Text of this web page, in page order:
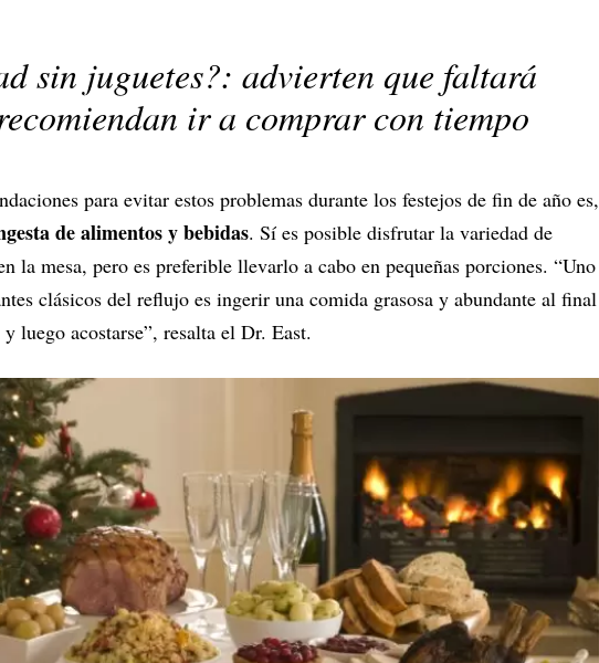
sin juguetes?: advierten que faltará
ir a comprar con tiempo
para evitar estos problemas durante los festejos de fin de año es,
de alimentos y bebidas. Sí es posible disfrutar la variedad de
la mesa, pero es preferible llevarlo a cabo en pequeñas porciones. “Uno
clásicos del reflujo es ingerir una comida grasosa y abundante al final
luego acostarse”, resalta el Dr. East.